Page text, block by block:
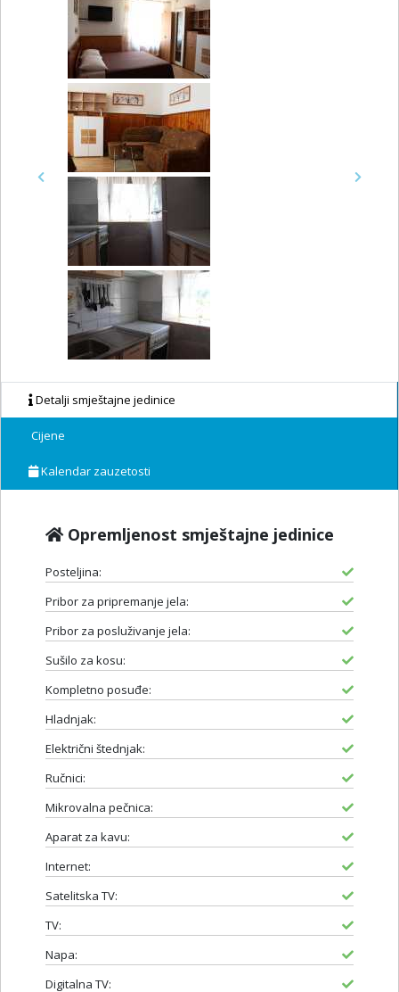
Previous Next
Detalji smještajne jedinice
Cijene
Kalendar zauzetosti
Opremljenost smještajne jedinice
Posteljina:
Pribor za pripremanje jela:
Pribor za posluživanje jela:
Sušilo za kosu:
Kompletno posuđe:
Hladnjak:
Električni štednjak:
Ručnici:
Mikrovalna pečnica:
Aparat za kavu:
Internet:
Satelitska TV:
TV:
Napa:
Digitalna TV: